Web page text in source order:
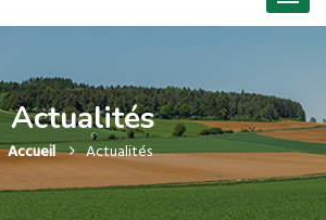
Actualités
Accueil Actualités